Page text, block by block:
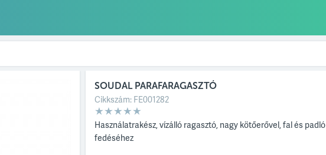
SOUDAL PARAFARAGASZTÓ
Cikkszám: FE001282
Használatrakész, vízálló ragasztó, nagy kötőerővel, fal és padló
fedéséhez